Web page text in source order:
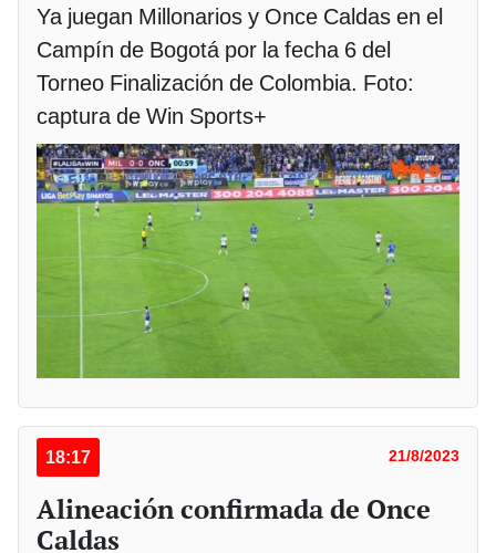
Ya juegan Millonarios y Once Caldas en el
Campín de Bogotá por la fecha 6 del
Torneo Finalización de Colombia. Foto:
captura de Win Sports+
18:17 21/8/2023
Alineación confirmada de Once
Caldas